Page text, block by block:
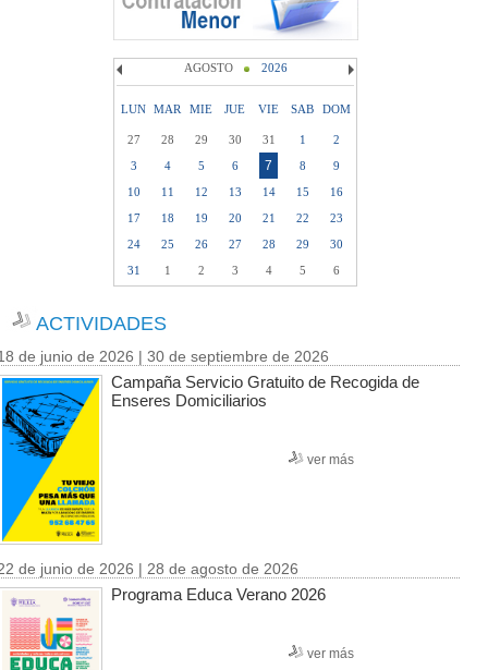
AGOSTO 2026
LUN MAR MIE JUE VIE SAB DOM
27 28 29 30 31 1
2
3
4 5 6 7 8
9
10
11 12 13 14 15
16
17
18 19 20 21 22
23
24
25 26 27 28 29
30
31
1 2 3 4 5 6
ACTIVIDADES
de junio de 2026 | 30 de septiembre de 2026
Campaña Servicio Gratuito de Recogida de
Enseres Domiciliarios
ver más
de junio de 2026 | 28 de agosto de 2026
Programa Educa Verano 2026
ver más